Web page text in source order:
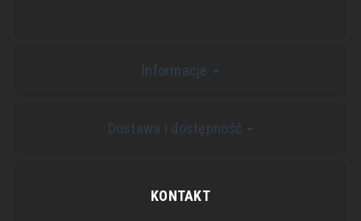
Informacje
Dostawa i dostępność
KONTAKT